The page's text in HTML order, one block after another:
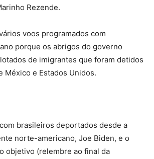
Rezende.
voos programados com
porque os abrigos do governo
de imigrantes que foram detidos
México e Estados Unidos.
brasileiros deportados desde a
norte-americano, Joe Biden, e o
objetivo (relembre ao final da